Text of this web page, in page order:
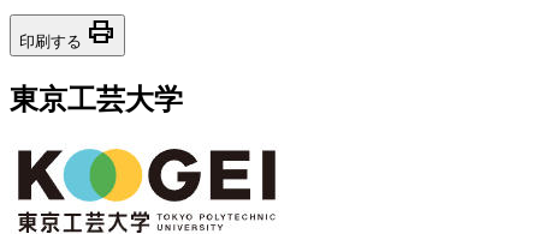
印刷する print
東京工芸大学